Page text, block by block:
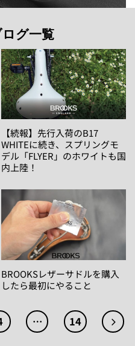
ログ一覧
【続報】先行入荷のB17
WHITEに続き、スプリングモ
デル「FLYER」のホワイトも国
内上陸！
BROOKSレザーサドルを購入
したら最初にやること
… 14